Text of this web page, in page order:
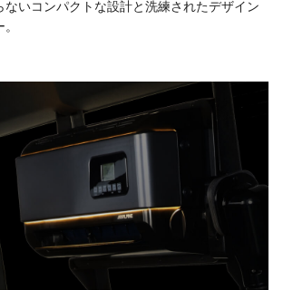
ないコンパクトな設計と洗練されたデザイン